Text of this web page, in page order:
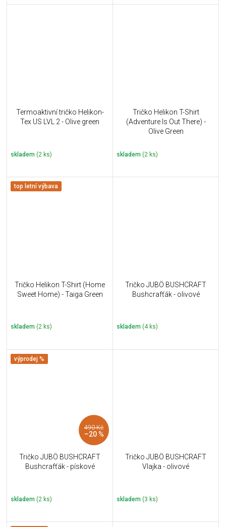
Termoaktivní tričko Helikon-
Tex US LVL 2 - Olive green
skladem (2 ks)
Tričko Helikon T-Shirt
(Adventure Is Out There) -
Olive Green
skladem (2 ks)
top letní výbava
Tričko Helikon T-Shirt (Home
Sweet Home) - Taiga Green
skladem (2 ks)
Tričko JUBÖ BUSHCRAFT
Bushcrafťák - olivové
skladem (4 ks)
výprodej %
490 Kč
–20 %
Tričko JUBÖ BUSHCRAFT
Bushcrafťák - pískové
skladem (2 ks)
Tričko JUBÖ BUSHCRAFT
Vlajka - olivové
skladem (3 ks)